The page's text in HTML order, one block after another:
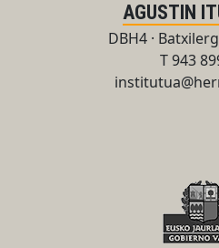
AGUSTIN
DBH4 ·
T 943